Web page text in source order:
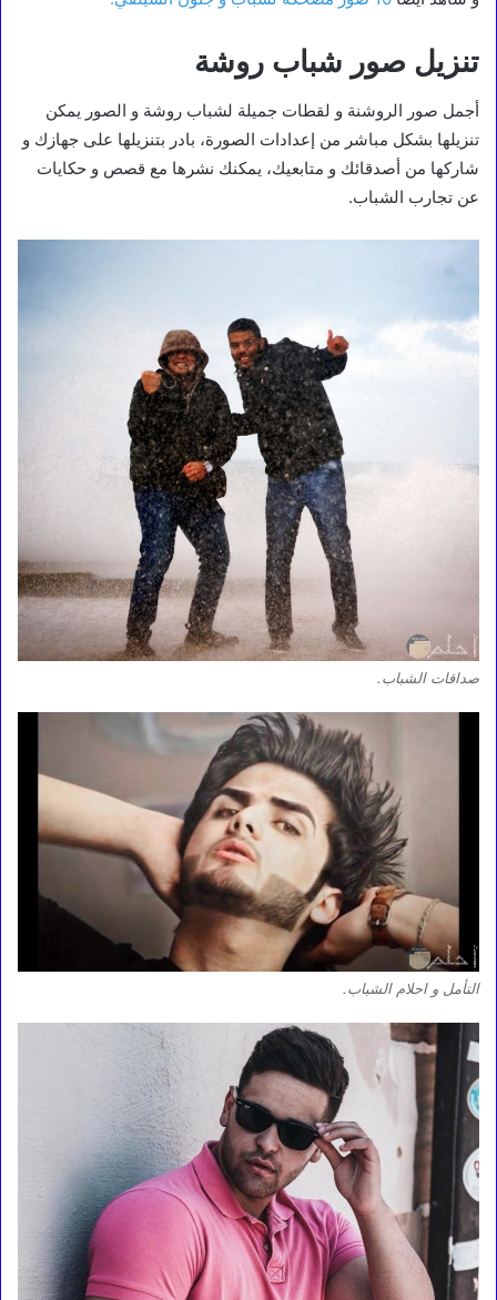
تنزيل صور شباب روشة
أجمل صور الروشنة و لقطات جميلة لشباب روشة و الصور يمكن
تنزيلها بشكل مباشر من إعدادات الصورة، بادر بتنزيلها على جهازك و
شاركها من أصدقائك و متابعيك، يمكنك نشرها مع قصص و حكايات
عن تجارب الشباب.
صداقات الشباب.
التأمل و احلام الشباب.